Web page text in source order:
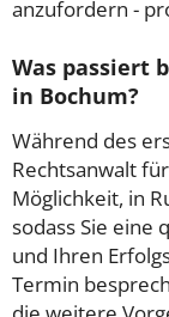
anzufordern -
Was passiert
in Bochum?
Während des
Rechtsanwalt
Möglichkeit, in
sodass Sie eine
und Ihren
Termin